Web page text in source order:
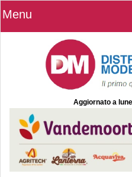
Menu
Aggiornato a